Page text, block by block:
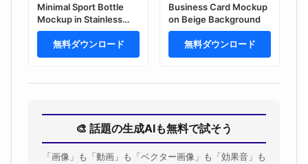
Minimal Sport Bottle
Mockup in Stainless
Steel
無料ダウンロード
Business Card Mockup
on Beige Background
無料ダウンロード
🎨 話題の生成AIも無料で試そう
「画像」も「動画」も「ベクター画像」も「効果音」も